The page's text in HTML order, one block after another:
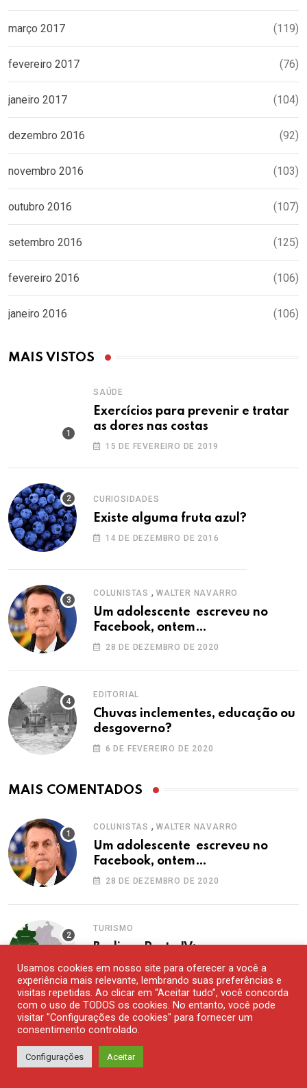
março 2017 (119)
fevereiro 2017 (76)
janeiro 2017 (104)
dezembro 2016 (92)
novembro 2016 (103)
outubro 2016 (107)
setembro 2016 (125)
fevereiro 2016 (106)
janeiro 2016 (106)
MAIS VISTOS
SAÚDE
Exercícios para prevenir e tratar
as dores nas costas
15 DE FEVEREIRO DE 2019
CURIOSIDADES
Existe alguma fruta azul?
14 DE DEZEMBRO DE 2016
COLUNISTAS , WALTER NAVARRO
Um adolescente escreveu no
Facebook, ontem…
28 DE DEZEMBRO DE 2020
EDITORIAL
Chuvas inclementes, educação ou
desgoverno?
6 DE FEVEREIRO DE 2020
MAIS COMENTADOS
COLUNISTAS , WALTER NAVARRO
Um adolescente escreveu no
Facebook, ontem…
28 DE DEZEMBRO DE 2020
TURISMO
Berlim – Parte IV: meus
programas favoritos na ex-Berlim
Ocidental
15 DE AGOSTO DE 2020
TURISMO
Torres Del Paine é mesmo de tirar
o fôlego
Usamos cookies em nosso site para oferecer a você a
experiência mais relevante, lembrando suas preferências e
visitas repetidas. Ao clicar em “Aceitar tudo”, você concorda
com o uso de TODOS os cookies. No entanto, você pode
visitar "Configurações de cookies" para fornecer um
consentimento controlado.
Configurações Aceitar